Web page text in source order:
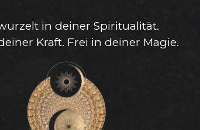
in deiner Spiritualität.
Kraft. Frei in deiner Magie.